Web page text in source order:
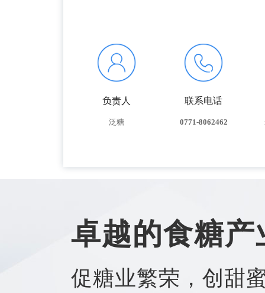
负责人
泛糖
联系电话
0771-8062462
卓越的食糖
促糖业繁荣，创甜